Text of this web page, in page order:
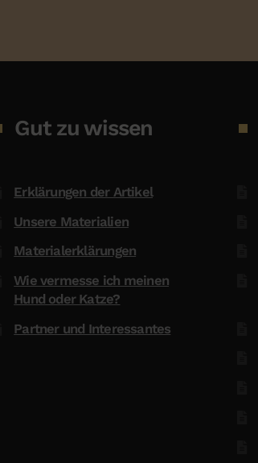
Gut zu wissen
Erklärungen der Artikel
Unsere Materialien
Materialerklärungen
Wie vermesse ich meinen
Hund oder Katze?
Partner und Interessantes